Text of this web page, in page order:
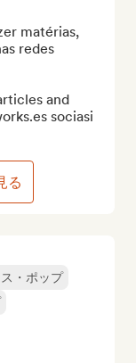
・ポップ
matérias,
redes
and
sociasi
る